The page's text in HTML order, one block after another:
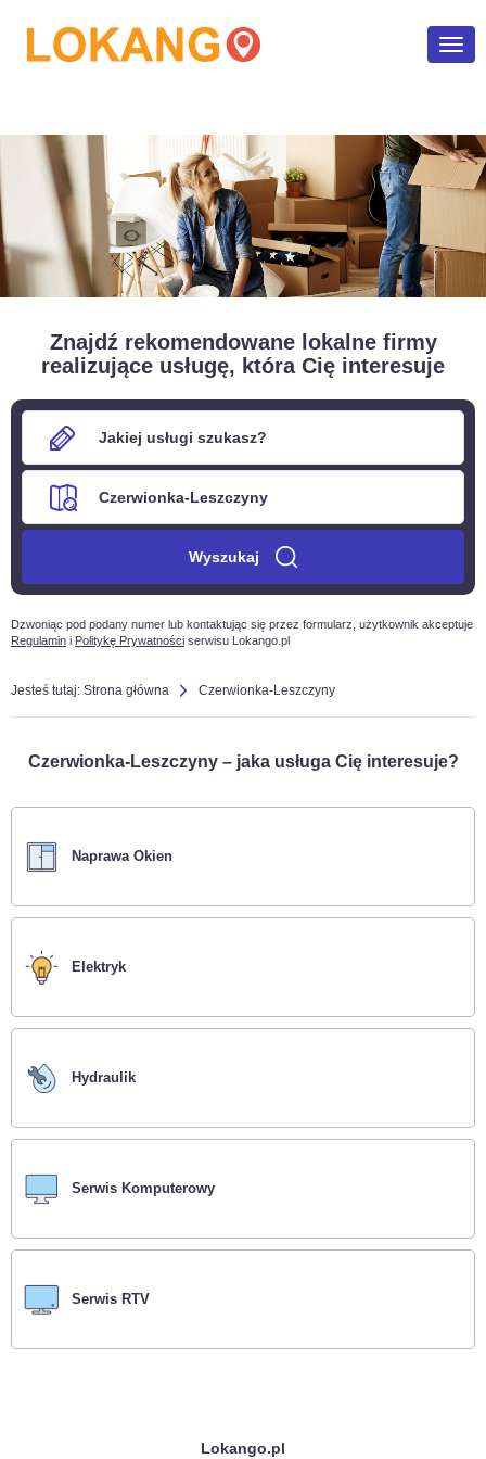
Znajdź rekomendowane lokalne firmy
realizujące usługę, która Cię interesuje
Wyszukaj
Dzwoniąc pod podany numer lub kontaktując się przez formularz, użytkownik akceptuje
Regulamin i Politykę Prywatności serwisu Lokango.pl
Jesteś tutaj: Strona główna Czerwionka-Leszczyny
Czerwionka-Leszczyny – jaka usługa Cię interesuje?
Naprawa Okien
Elektryk
Hydraulik
Serwis Komputerowy
Serwis RTV
Lokango.pl